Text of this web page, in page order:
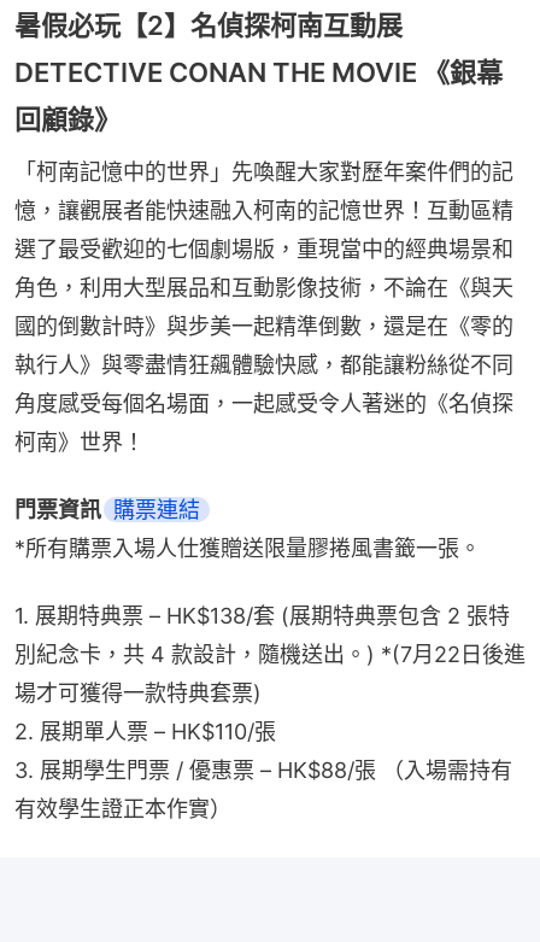
暑假必玩【2】名偵探柯南互動展
DETECTIVE CONAN THE MOVIE 《銀幕
回顧錄》
「柯南記憶中的世界」先喚醒大家對歷年案件們的記
憶，讓觀展者能快速融入柯南的記憶世界！互動區精
選了最受歡迎的七個劇場版，重現當中的經典場景和
角色，利用大型展品和互動影像技術，不論在《與天
國的倒數計時》與步美一起精準倒數，還是在《零的
執行人》與零盡情狂飆體驗快感，都能讓粉絲從不同
角度感受每個名場面，一起感受令人著迷的《名偵探
柯南》世界！
門票資訊
*所有購票入場人仕獲贈送限量膠捲風書籤一張。
1. 展期特典票 – HK$138/套 (展期特典票包含 2 張特
別紀念卡，共 4 款設計，隨機送出。) *(7月22日後進
場才可獲得一款特典套票)
2. 展期單人票 – HK$110/張
3. 展期學生門票 / 優惠票 – HK$88/張 （入場需持有
有效學生證正本作實）